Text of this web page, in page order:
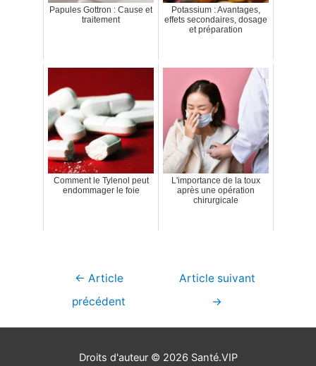
Papules Gottron : Cause et
traitement
Potassium : Avantages,
effets secondaires, dosage
et préparation
Comment le Tylenol peut
endommager le foie
L'importance de la toux
après une opération
chirurgicale
Navigation
← Article
précédent
Article suivant
→
Droits d'auteur © 2026 Santé.VIP